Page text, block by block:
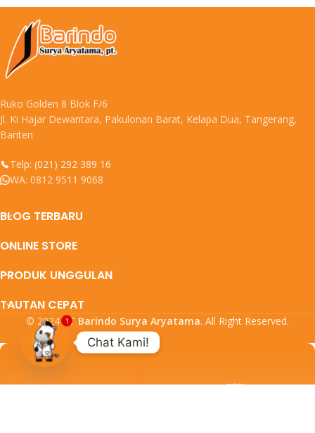
Ruko Golden 8 Blok F/6
Jl. Ki Hajar Dewantara, Pakulonan Barat, Kelapa Dua, Tangerang,
Banten
Telp: (021) 292 389 16
WA: 0812 9511 9068
BLOG TERBARU
ONLINE STORE
PRODUK UNGGULAN
TAUTAN CEPAT
© 2024PT Barindo Surya Aryatama. All Right Reserved.
Chat Kami!
1